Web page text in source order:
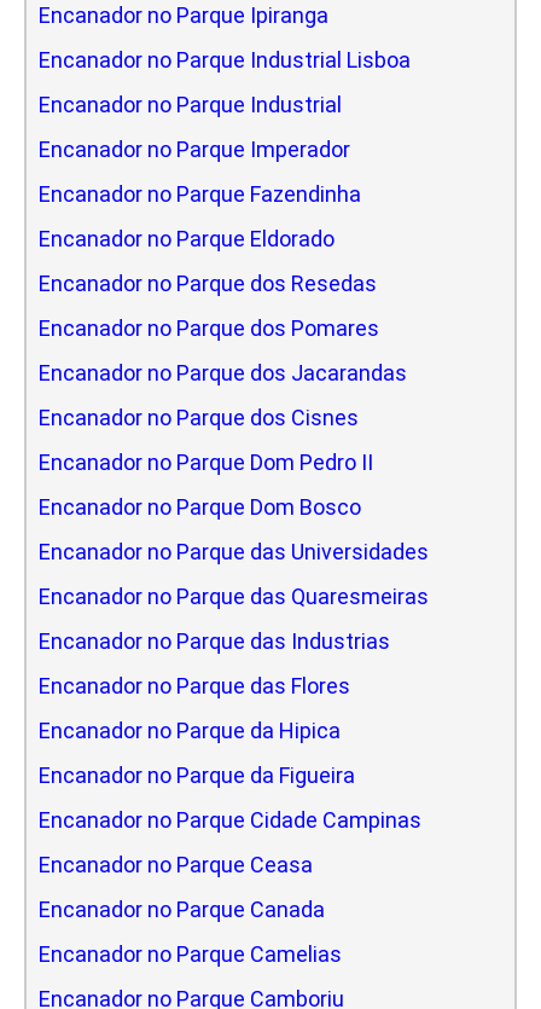
Encanador no Parque Ipiranga
Encanador no Parque Industrial Lisboa
Encanador no Parque Industrial
Encanador no Parque Imperador
Encanador no Parque Fazendinha
Encanador no Parque Eldorado
Encanador no Parque dos Resedas
Encanador no Parque dos Pomares
Encanador no Parque dos Jacarandas
Encanador no Parque dos Cisnes
Encanador no Parque Dom Pedro II
Encanador no Parque Dom Bosco
Encanador no Parque das Universidades
Encanador no Parque das Quaresmeiras
Encanador no Parque das Industrias
Encanador no Parque das Flores
Encanador no Parque da Hipica
Encanador no Parque da Figueira
Encanador no Parque Cidade Campinas
Encanador no Parque Ceasa
Encanador no Parque Canada
Encanador no Parque Camelias
Encanador no Parque Camboriu